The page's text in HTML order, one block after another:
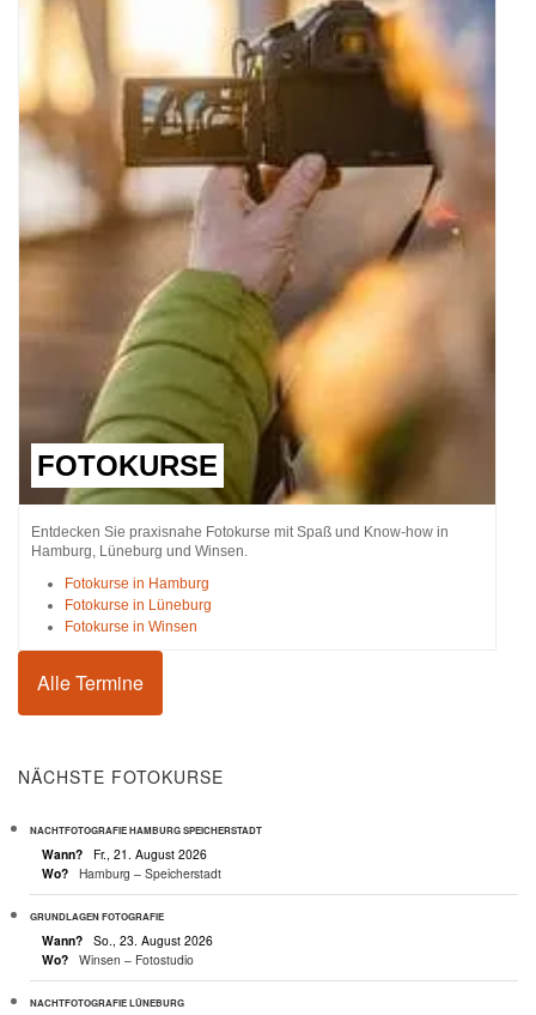
FOTOKURSE
Entdecken Sie praxisnahe Fotokurse mit Spaß und Know-how in
Hamburg, Lüneburg und Winsen.
Fotokurse in Hamburg
Fotokurse in Lüneburg
Fotokurse in Winsen
Alle Termine
NÄCHSTE FOTOKURSE
NACHTFOTOGRAFIE HAMBURG SPEICHERSTADT
Wann?
Fr., 21. August 2026
Wo?
Hamburg – Speicherstadt
GRUNDLAGEN FOTOGRAFIE
Wann?
So., 23. August 2026
Wo?
Winsen – Fotostudio
NACHTFOTOGRAFIE LÜNEBURG